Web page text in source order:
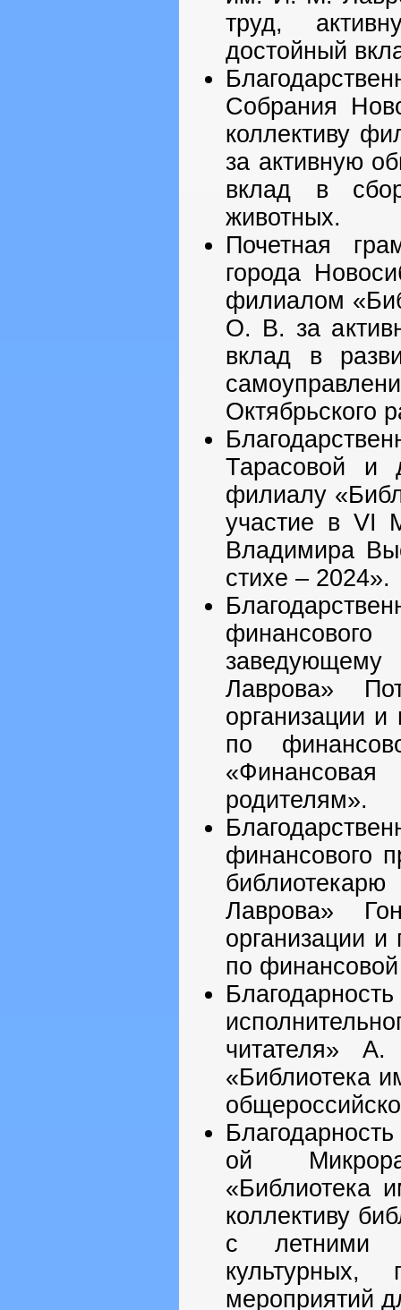
труд,
достойный
Собрания
коллективу
за активную
вклад в
животных.
Почетная
города
филиалом
О. В. за
вклад в
Октябрьского
Тарасовой и
филиалу
участие в VI
Владимира
стихе – 2024».
Лаврова»
организации и
по
родителям».
финансового
Лаврова»
организации и
по финансовой
читателя»
«Библиотека
ой
коллективу
с летними
культурных,
мероприятий